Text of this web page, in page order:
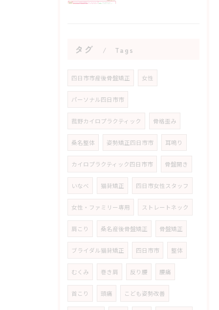
タグ Tags
四日市市産後骨盤矯正 女性
パーソナル四日市市
菰野カイロプラクティック 骨格歪み
桑名整体 姿勢矯正四日市市 耳鳴り
カイロプラクティック四日市市 骨盤開き
いなべ 猫背矯正 四日市女性スタッフ
女性・ファミリー専用 ストレートネック
肩こり 桑名産後骨盤矯正 骨盤矯正
ブライダル猫背矯正 四日市市 整体
むくみ 巻き肩 反り腰 腰痛
首こり 頭痛 こども姿勢改善